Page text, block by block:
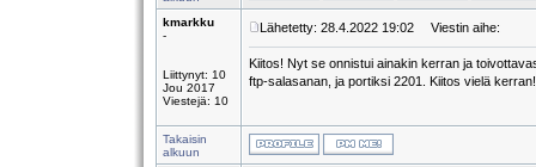
kmarkku
-
Liittynyt: 10
Jou 2017
Viestejä: 10
Lähetetty: 28.4.2022 19:02 Viestin aihe:
Kiitos! Nyt se onnistui ainakin kerran ja
ftp-salasanan, ja portiksi 2201. Kiitos vielä kerran!
Takaisin
alkuun